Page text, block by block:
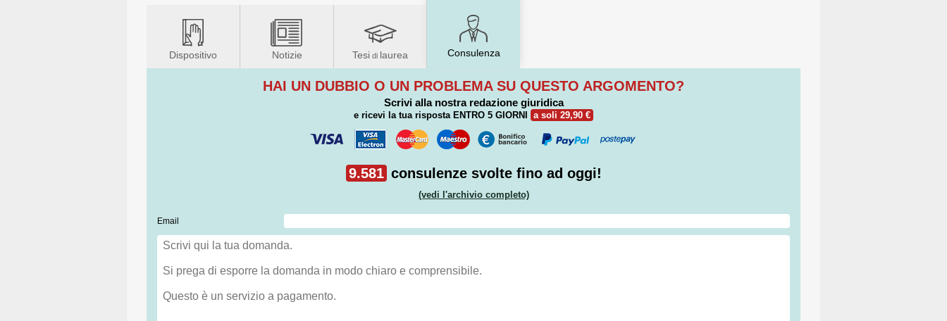
Dispositivo Notizie Tesi di laurea Consulenza
HAI UN DUBBIO O UN PROBLEMA SU QUESTO ARGOMENTO?
Scrivi alla nostra redazione giuridica
e ricevi la tua risposta ENTRO 5 GIORNI a soli 29,90 €
9.581 consulenze svolte fino ad oggi!
(vedi l'archivio completo)
Email